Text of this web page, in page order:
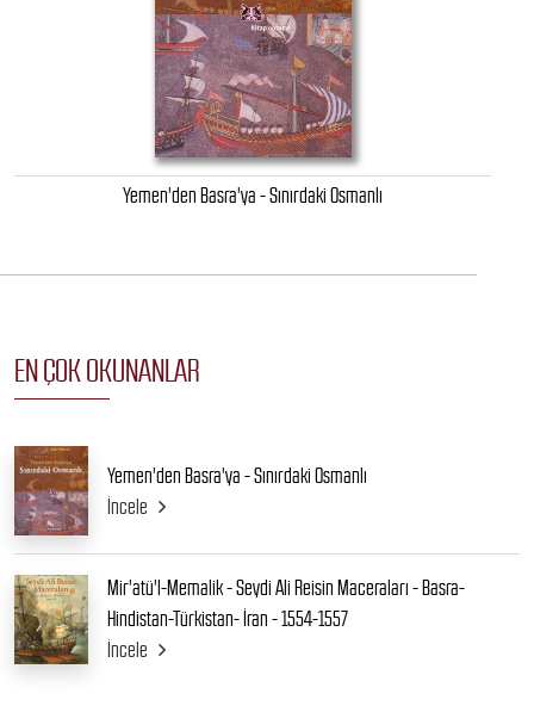
Yemen'den Basra'ya - Sınırdaki Osmanlı
EN ÇOK OKUNANLAR
Yemen'den Basra'ya - Sınırdaki Osmanlı
İncele
Mir'atü'l-Memalik - Seydi Ali Reisin Maceraları - Basra-
Hindistan-Türkistan- İran - 1554-1557
İncele